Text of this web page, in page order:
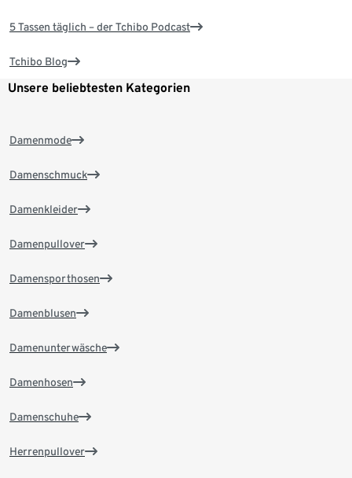
5 Tassen täglich – der Tchibo Podcast
Tchibo Blog
Unsere beliebtesten Kategorien
Damenmode
Damenschmuck
Damenkleider
Damenpullover
Damensporthosen
Damenblusen
Damenunterwäsche
Damenhosen
Damenschuhe
Herrenpullover